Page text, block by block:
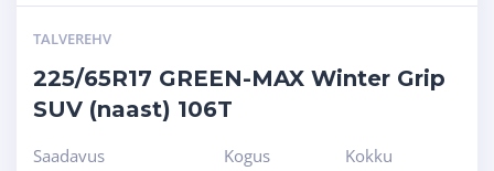
TALVEREHV
225/65R17 GREEN-MAX Winter Grip
SUV (naast) 106T
Saadavus Kogus Kokku